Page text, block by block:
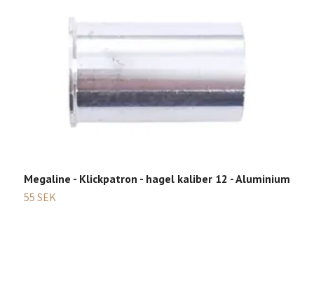
Megaline - Klickpatron - hagel kaliber 12 - Aluminium
55 SEK